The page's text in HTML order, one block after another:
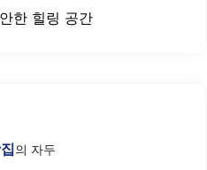
한 힐링 공간
의 자두